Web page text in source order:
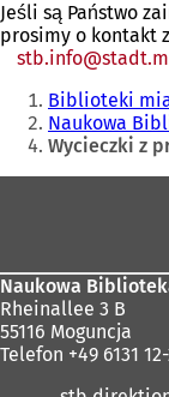
Jeśli są Państwo
prosimy o kontakt
stb.info
Jesteś
tutaj:
Biblioteki
Naukowa
Wycieczki z
Naukowa
Rheinallee 3 B
55116 Moguncja
Telefon +49 6131